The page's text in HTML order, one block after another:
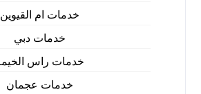
خدمات ام القيوين
خدمات دبي
خدمات راس
خدمات عجمان